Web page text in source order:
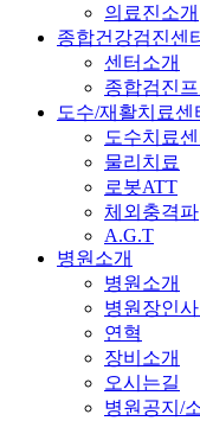
의료진소개
종합건강검진센
센터소개
종합검진
도수/재활치료센
도수치료센
물리치료
로봇ATT
체외충격파
A.G.T
병원소개
병원소개
병원장인
연혁
장비소개
오시는길
병원공지/